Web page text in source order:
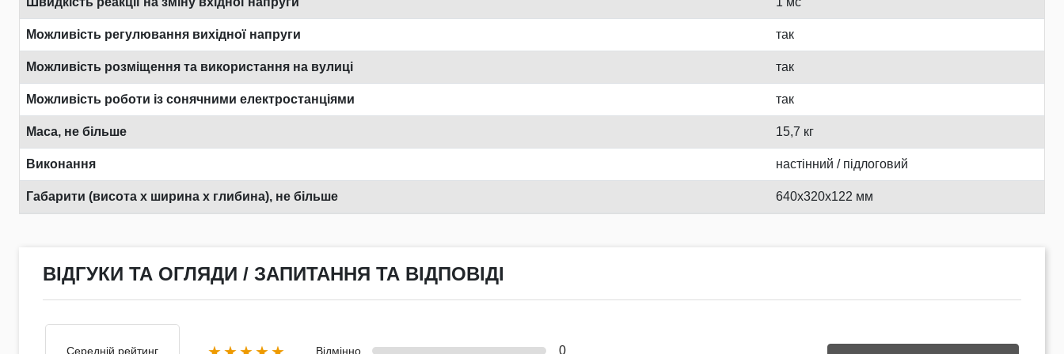
Можливість регулювання вихідної напруги так
Можливість розміщення та використання на вулиці так
Можливість роботи із сонячними електростанціями так
Маса, не більше 15,7 кг
Виконання настінний / підлоговий
Габарити (висота х ширина х глибина), не більше 640х320х122 мм
ВІДГУКИ ТА ОГЛЯДИ / ЗАПИТАННЯ ТА ВІДПОВІДІ
Середній рейтинг Відмінно 0